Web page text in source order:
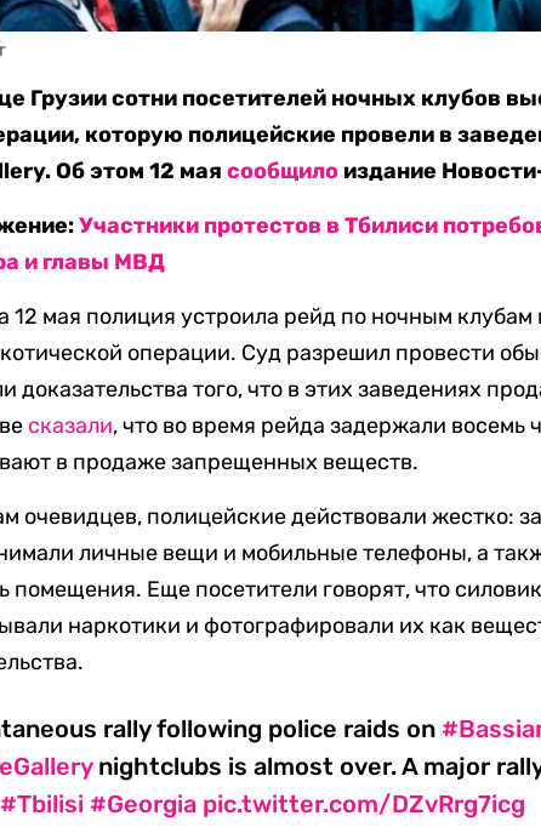
Грузии сотни посетителей ночных клубов
которую полицейские провели в
Об этом 12 маясообщило издание
Участники протестов в Тбилиси
и главы МВД
12 мая полиция устроила рейд по ночным клубам
операции. Суд разрешил провести
доказательства того, что в этих заведениях
сказали, что во время рейда задержали восемь
в продаже запрещенных веществ.
очевидцев, полицейские действовали жестко:
личные вещи и мобильные телефоны, а
помещения. Еще посетители говорят, что
наркотики и фотографировали их как
rally following police raids on
nightclubs is almost over. A major
#Tbilisi #Georgia pic.twitter.com/DZvRrg7icg